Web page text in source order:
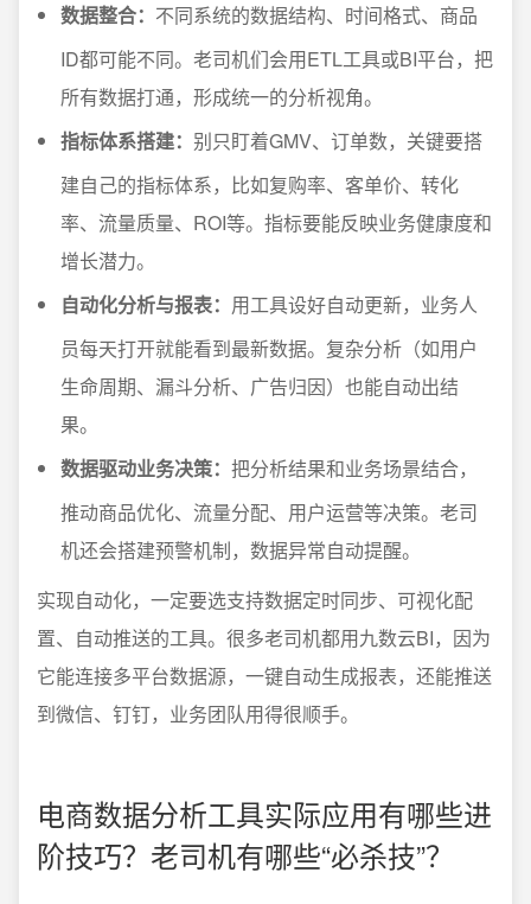
数据整合： 不同系统的数据结构、时间格式、商品
ID都可能不同。老司机们会用ETL工具或BI平台，把
所有数据打通，形成统一的分析视角。
指标体系搭建： 别只盯着GMV、订单数，关键要搭
建自己的指标体系，比如复购率、客单价、转化
率、流量质量、ROI等。指标要能反映业务健康度和
增长潜力。
自动化分析与报表： 用工具设好自动更新，业务人
员每天打开就能看到最新数据。复杂分析（如用户
生命周期、漏斗分析、广告归因）也能自动出结
果。
数据驱动业务决策： 把分析结果和业务场景结合，
推动商品优化、流量分配、用户运营等决策。老司
机还会搭建预警机制，数据异常自动提醒。
实现自动化，一定要选支持数据定时同步、可视化配
置、自动推送的工具。很多老司机都用九数云BI，因为
它能连接多平台数据源，一键自动生成报表，还能推送
到微信、钉钉，业务团队用得很顺手。
电商数据分析工具实际应用有哪些进
阶技巧？老司机有哪些“必杀技”？